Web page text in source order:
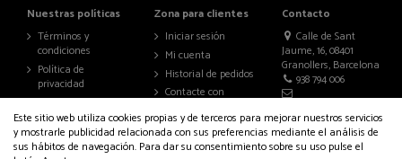
Nuestras políticas
Términos y
condiciones
Política de
privacidad
Aviso legal
Política de cookies
Accesibilidad
Zona para clientes
Iniciar sesión
Mi cuenta
Historial de pedidos
Contacte con
Contacto
Calle de Sant
Jaume, 16, 08401
Granollers, Barcelona
938 794 006
Este sitio web utiliza cookies propias y de terceros para mejorar nuestros servicios
y mostrarle publicidad relacionada con sus preferencias mediante el análisis de
sus hábitos de navegación. Para dar su consentimiento sobre su uso pulse el